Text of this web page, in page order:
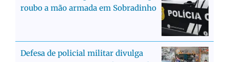
roubo a mão armada em Sobradinho
Defesa de policial militar divulga